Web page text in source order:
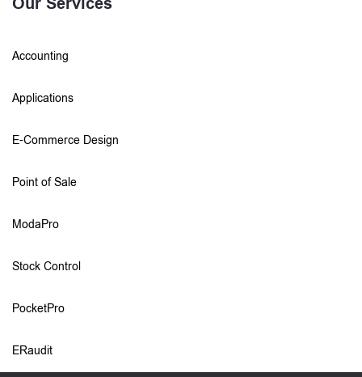
Accounting
Applications
E-Commerce Design
Point of Sale
ModaPro
Stock Control
PocketPro
ERaudit